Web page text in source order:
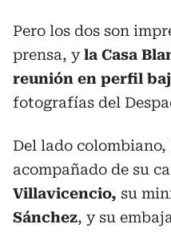
Pero los dos son
prensa, yla Casa
reunión en perfil
fotografías del
Del lado colombiano,
acompañado de su
Villavicencio, su
Sánchez, y su